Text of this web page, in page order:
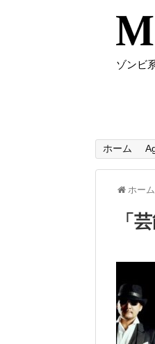
ゾンビ
ホーム
ホーム
「